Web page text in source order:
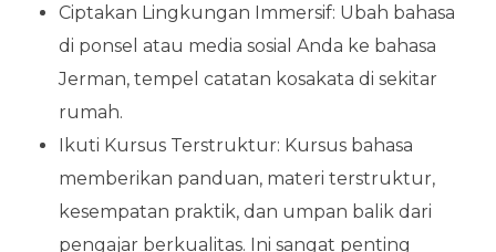
Ciptakan Lingkungan Immersif: Ubah bahasa
di ponsel atau media sosial Anda ke bahasa
Jerman, tempel catatan kosakata di sekitar
rumah.
Ikuti Kursus Terstruktur: Kursus bahasa
memberikan panduan, materi terstruktur,
kesempatan praktik, dan umpan balik dari
pengajar berkualitas. Ini sangat penting